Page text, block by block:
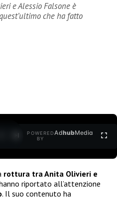
e Alessio Falsone è
che ha fatto
POWERED
BY
AdhubMedia
rottura tra Anita Olivieri e
riportato all’attenzione
. Il suo contenuto ha